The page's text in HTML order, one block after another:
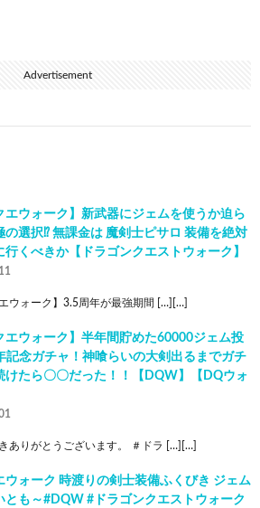
Advertisement
エウォーク】新武器にジェムを使うか迫ら
の選択⁉︎ 無課金は 魔剣士ピサロ 装備を絶対
行くべきか【ドラゴンクエストウォーク】
エウォーク】3.5周年が最強期間 […][…]
エウォーク】半年間貯めた60000ジェム投
記念ガチャ！神喰らいの大剣出るまでガチ
けたら〇〇だった！！【DQW】【DQウォ
ありがとうございます。 ＃ドラ […][…]
ウォーク 時渡りの剣士装備ふくびき ジェム
とも～#DQW #ドラゴンクエストウォーク